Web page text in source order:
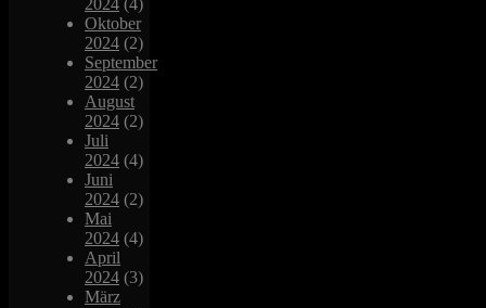
Oktober
2024 (2)
September
2024 (2)
August
2024 (2)
Juli
2024 (4)
Juni
2024 (2)
Mai
2024 (4)
April
2024 (3)
März